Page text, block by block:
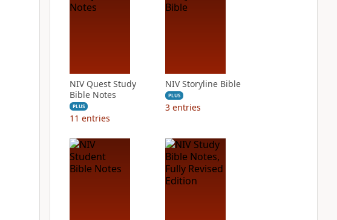
NIV Quest Study
Bible Notes
PLUS
11 entries
NIV Storyline Bible
PLUS
3 entries